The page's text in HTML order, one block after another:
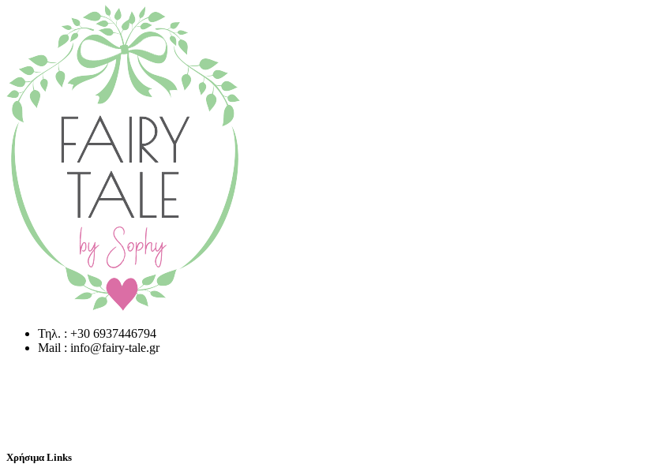
Τηλ. : +30 6937446794
Mail : info@fairy-tale.gr
Χρήσιμα Links